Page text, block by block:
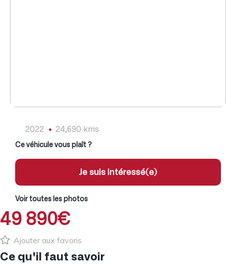
2022 24,690 kms
Ce véhicule vous plaît ?
Je suis intéressé(e)
Voir toutes les photos
49 890€
Ajouter aux favoris
Ce qu'il faut savoir